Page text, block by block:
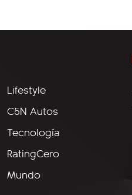
Lifestyle
C5N Autos
Tecnología
RatingCero
Mundo